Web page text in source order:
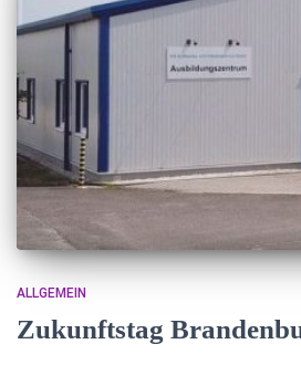
ALLGEMEIN
Zukunftstag